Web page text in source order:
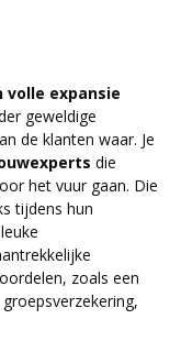
volle expansie
geweldige
de klanten waar. Je
die
het vuur gaan. Die
tijdens hun
zoals een